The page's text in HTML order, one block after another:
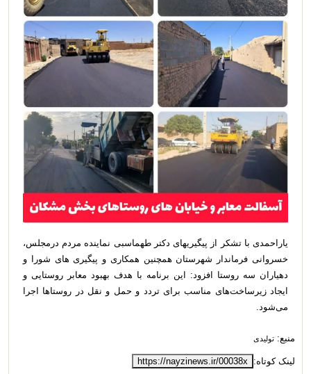
یاراحمدی با تشکر از پیگیریهای دکتر طهماسبی نماینده مردم درمجلس،
خسروانی فرماندار شهرستان همچنین همکاری و پیگیری های شورا و
دهیاران سه روستا افزود: این برنامه با هدف بهبود معابر روستایی و
ایجاد زیرساخت‌های مناسب برای تردد و حمل و نقل در روستاها اجرا
می‌شود.
منبع: تولیدی
لینک کوتاه: https://nayzinews.ir/00038x